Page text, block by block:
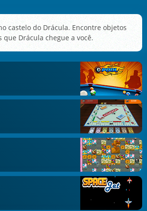
castelo do Drácula. Encontre objetos
que Drácula chegue a você.